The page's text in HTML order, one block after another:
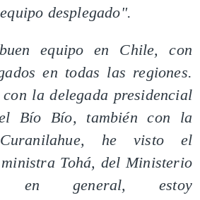
desplegado".
equipo en Chile, con
en todas las regiones.
la delegada presidencial
Bío Bío, también con la
he visto el
Tohá, del Ministerio
en general, estoy